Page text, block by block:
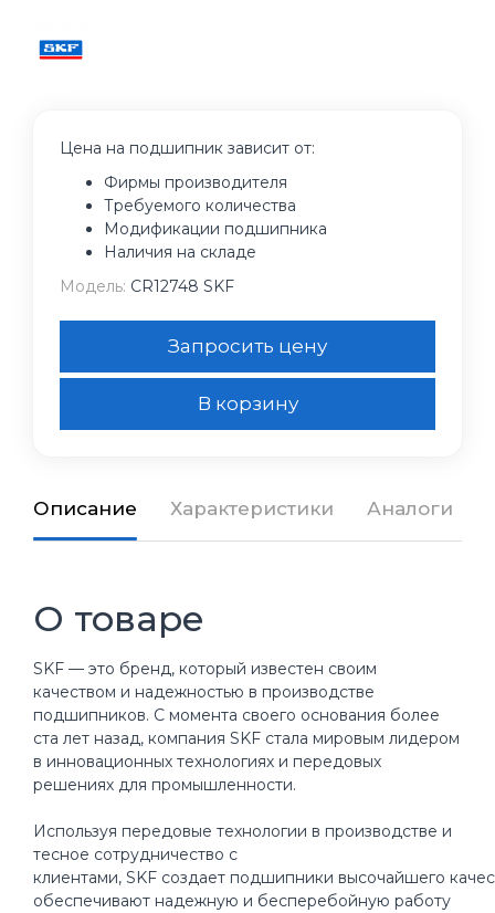
Цена на подшипник зависит от:
Фирмы производителя
Требуемого количества
Модификации подшипника
Наличия на складе
Модель: CR12748 SKF
Запросить цену
В корзину
Описание Характеристики Аналоги
О товаре
SKF — это бренд, который известен своим
качеством и надежностью в производстве
подшипников. С момента своего основания более
ста лет назад, компания SKF стала мировым лидером
в инновационных технологиях и передовых
решениях для промышленности.
Используя передовые технологии в производстве и
тесное сотрудничество с
клиентами, SKF создает подшипники высочайшего
обеспечивают надежную и бесперебойную работу